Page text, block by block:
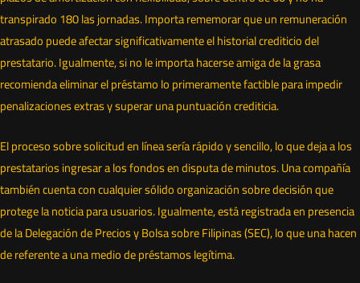
transpirado 180 las jornadas. Importa rememorar que un remuneración
atrasado puede afectar significativamente el historial crediticio del
prestatario. Igualmente, si no le importa hacerse amiga de la grasa
recomienda eliminar el préstamo lo primeramente factible para impedir
penalizaciones extras y superar una puntuación crediticia.
El proceso sobre solicitud en línea serí­a rápido y sencillo, lo que deja a los
prestatarios ingresar a los fondos en disputa de minutos. Una compañía
también cuenta con cualquier sólido organización sobre decisión que
protege la noticia para usuarios. Igualmente, está registrada en presencia
de la Delegación de Precios y Bolsa sobre Filipinas (SEC), lo que una hacen
de referente a una medio de préstamos legítima.